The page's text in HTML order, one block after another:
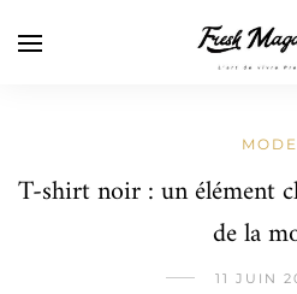
MODE
T-shirt noir : un élément
de la
11 JUIN